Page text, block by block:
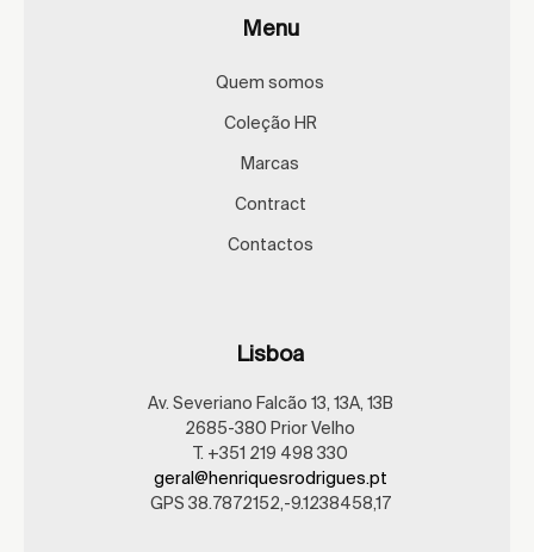
Menu
Quem somos
Coleção HR
Marcas
Contract
Contactos
Lisboa
Av. Severiano Falcão 13, 13A, 13B
2685-380 Prior Velho
T. +351 219 498 330
geral@henriquesrodrigues.pt
GPS 38.7872152,-9.1238458,17